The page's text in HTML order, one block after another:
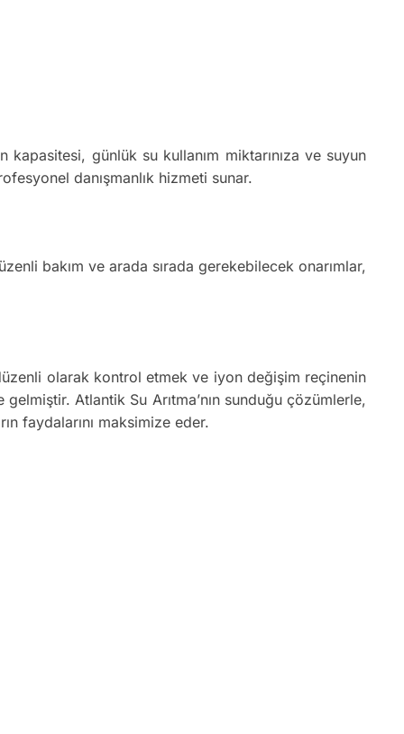
günlük su kullanım miktarınıza ve suyun
danışmanlık hizmeti sunar.
bakım ve arada sırada gerekebilecek onarımlar,
olarak kontrol etmek ve iyon değişim reçinenin
Atlantik Su Arıtma’nın sunduğu çözümlerle,
faydalarını maksimize eder.